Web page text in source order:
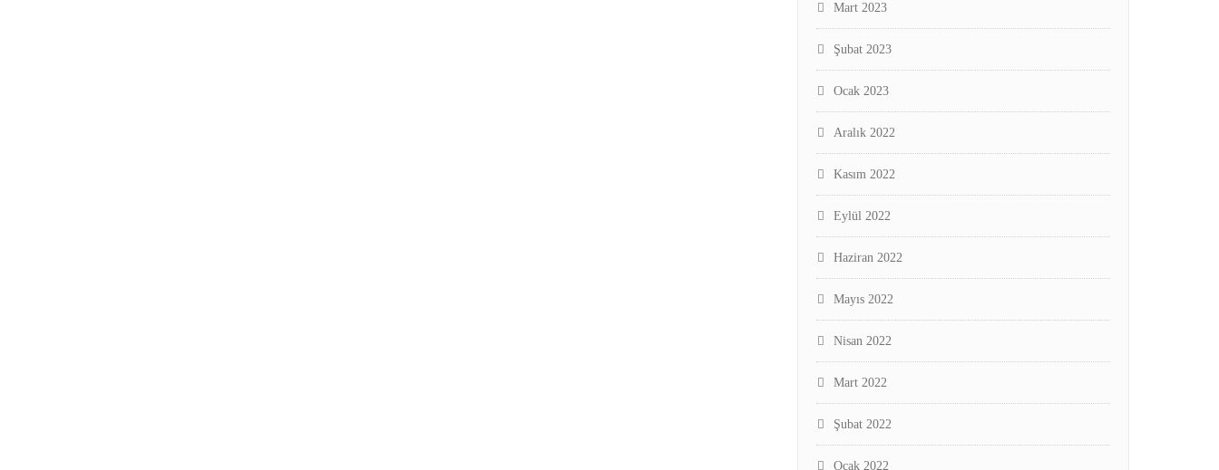
Mart 2023
Şubat 2023
Ocak 2023
Aralık 2022
Kasım 2022
Eylül 2022
Haziran 2022
Mayıs 2022
Nisan 2022
Mart 2022
Şubat 2022
Ocak 2022